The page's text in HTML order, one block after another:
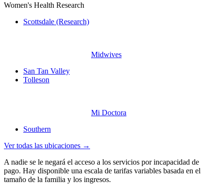
Women's Health Research
Scottsdale (Research)
Midwives
San Tan Valley
Tolleson
Mi Doctora
Southern
Ver todas las ubicaciones →
A nadie se le negará el acceso a los servicios por incapacidad de
pago. Hay disponible una escala de tarifas variables basada en el
tamaño de la familia y los ingresos.